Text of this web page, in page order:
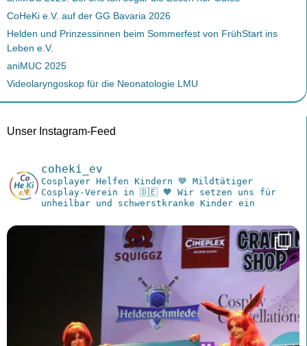
CoHeKi e.V. auf der GG Bavaria 2026
Helden und Prinzessinnen beim Sommerfest von FrühStart ins
Leben e.V.
aniMUC 2025
Videolaryngoskop für die Neonatologie LMU
Unser Instagram-Feed
coheki_ev
Cosplayer Helfen Kindern 💙 Mildtätiger
Cosplay-Verein in 🇩🇪 🧡 Wir setzen uns für
unheilbar und schwerstkranke Kinder ein